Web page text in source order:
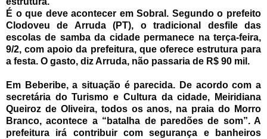
É o que deve acontecer em Sobral. Segundo o prefeito
Clodoveu de Arruda (PT), o tradicional desfile das
escolas de samba da cidade permanece na terça-feira,
9/2, com apoio da prefeitura, que oferece estrutura para
a festa. O gasto, diz Arruda, não passaria de R$ 90 mil.
Em Beberibe, a situação é parecida. De acordo com a
secretária do Turismo e Cultura da cidade, Meiridiana
Queiroz de Oliveira, todos os anos, na praia do Morro
Branco, acontece a “batalha de paredões de som”. A
prefeitura irá contribuir com segurança e banheiros